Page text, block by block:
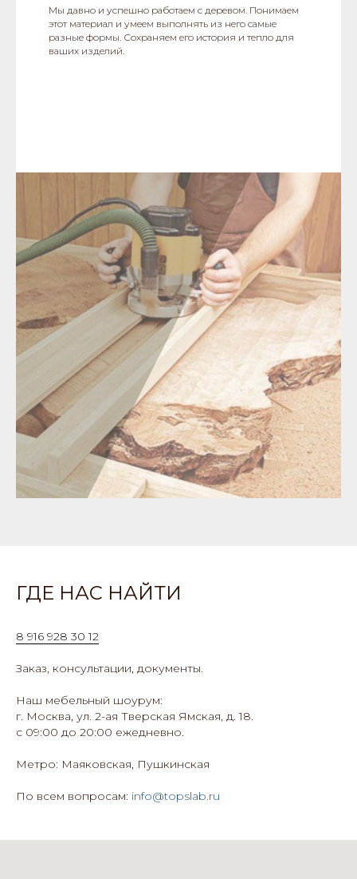
Мы давно и успешно работаем с деревом. Понимаем
этот материал и умеем выполнять из него самые
разные формы. Сохраняем его история и тепло для
ваших изделий.
ГДЕ НАС НАЙТИ
8 916 928 30 12
Заказ, консультации, документы.
Наш мебельный шоурум:
г. Москва, ул. 2-ая Тверская Ямская, д. 18.
с 09:00 до 20:00 ежедневно.
Метро: Маяковская, Пушкинская
По всем вопросам: info@topslab.ru